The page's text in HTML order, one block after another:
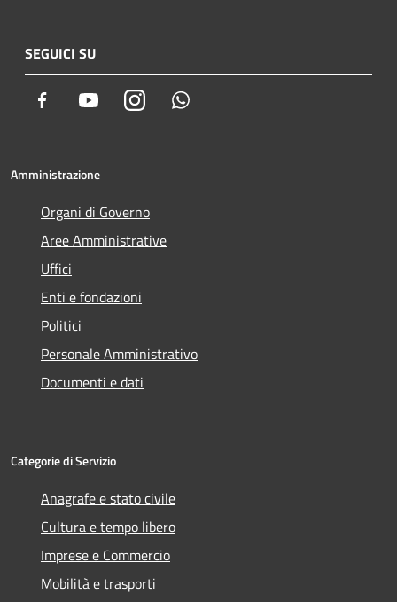
SEGUICI SU
Facebook YoutubeInstagram
Amministrazione
Organi di Governo
Aree Amministrative
Uffici
Enti e fondazioni
Politici
Personale Amministrativo
Documenti e dati
Categorie di Servizio
Anagrafe e stato civile
Cultura e tempo libero
Imprese e Commercio
Mobilità e trasporti